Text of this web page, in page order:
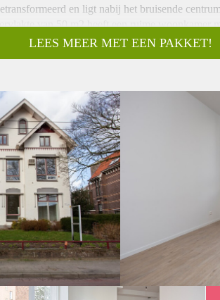
en ligt nabij het bruisende
van 50 m2 heeft een ruime woonkamer
inbouwapparatuur zoals een kookplaat,
een ruime gezamenlijke tuin, bergingen en
servicekosten € 30,00 en voorschot g/w/e €
| Borgsom 1 maand huur | Minimale
LEES MEER MET EEN PAKKET!